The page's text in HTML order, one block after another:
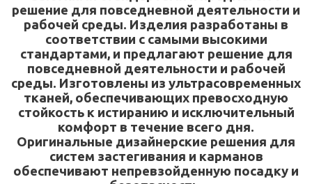
решение для повседневной деятельности и
рабочей среды. Изделия разработаны в
соответствии с самыми высокими
стандартами, и предлагают решение для
повседневной деятельности и рабочей
среды. Изготовлены из ультрасовременных
тканей, обеспечивающих превосходную
стойкость к истиранию и исключительный
комфорт в течение всего дня.
Оригинальные дизайнерские решения для
систем застегивания и карманов
обеспечивают непревзойденную посадку и